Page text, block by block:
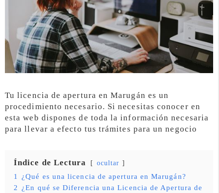
Tu licencia de apertura en Marugán es un
procedimiento necesario. Si necesitas conocer en
esta web dispones de toda la información necesaria
para llevar a efecto tus trámites para un negocio
Índice de Lectura ocultar
1
¿Qué es una licencia de apertura en Marugán?
2 ¿En qué se Diferencia una Licencia de Apertura de